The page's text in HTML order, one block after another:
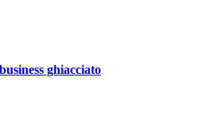
ghiacciato